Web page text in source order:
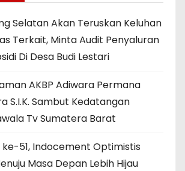
Selatan Akan Teruskan Keluhan
Terkait, Minta Audit Penyaluran
Di Desa Budi Lestari
AKBP Adiwara Permana
S.I.K. Sambut Kedatangan
Tv Sumatera Barat
ke-51, Indocement Optimistis
Masa Depan Lebih Hijau